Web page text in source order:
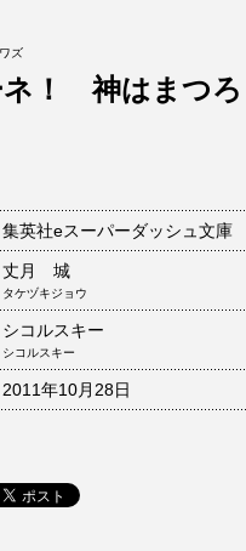
ズ
ネ！ 神はまつろ
集英社eスーパーダッシュ文庫
丈月 城
タケヅキジョウ
シコルスキー
シコルスキー
2011年10月28日